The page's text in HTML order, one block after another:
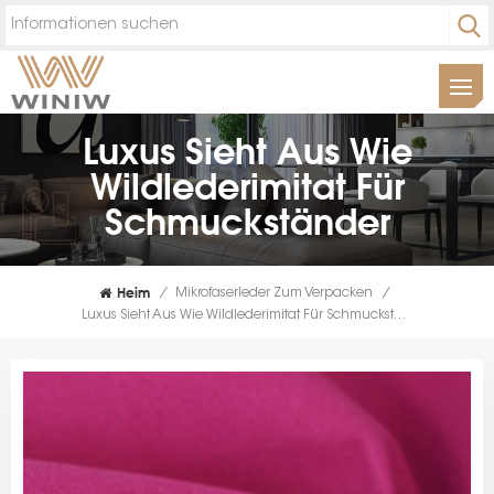
Luxus Sieht Aus Wie
Wildlederimitat Für
Schmuckständer
Heim / Mikrofaserleder Zum Verpacken
/
Luxus Sieht Aus Wie Wildlederimitat Für Schmuckständer